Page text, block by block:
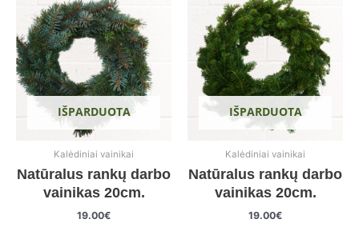
IŠPARDUOTA
Kalėdiniai vainikai
Natūralus rankų darbo
vainikas 20cm.
19.00€
IŠPARDUOTA
Kalėdiniai vainikai
Natūralus rankų darbo
vainikas 20cm.
19.00€